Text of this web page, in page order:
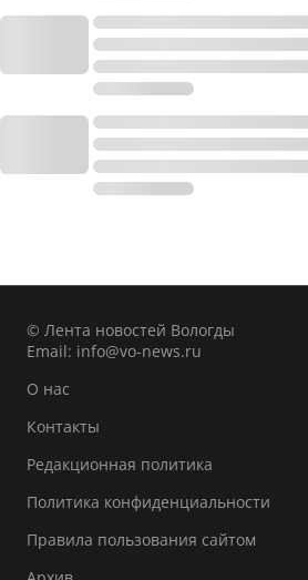
© Лента новостей Вологды
Email: info@vo-news.ru
О нас
Контакты
Редакционная политика
Политика конфиденциальности
Правила пользования сайтом